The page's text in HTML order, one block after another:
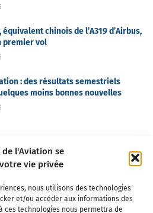
de l'Aviation se
vie privée
nous utilisons des technologies
et/ou accéder aux informations des
ces technologies nous permettra de
équivalent chinois de l’A319 d’Airbus,
premier vol
: des résultats semestriels
moins bonnes nouvelles
Nous contacter
Partenaires
Politique de confidentialité Cookies